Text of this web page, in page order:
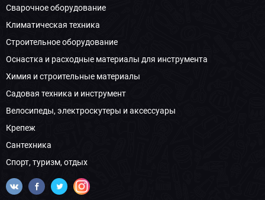
Сварочное оборудование
Климатическая техника
Строительное оборудование
Оснастка и расходные материалы для инструмента
Химия и строительные материалы
Садовая техника и инструмент
Велосипеды, электроскутеры и аксессуары
Крепеж
Сантехника
Спорт, туризм, отдых